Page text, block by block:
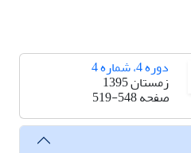
دوره 4، شماره 4
زمستان 1395
صفحه519-548